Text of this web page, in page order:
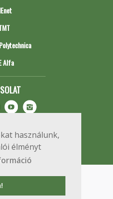
használunk,
élményt
Alfa
Építőmérnöki Kar
rkp. 3.